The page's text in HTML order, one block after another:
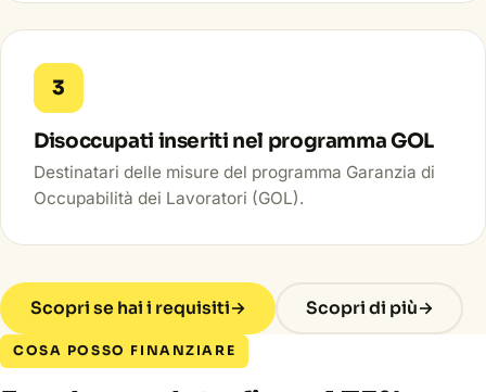
3
Disoccupati inseriti nel programma GOL
Destinatari delle misure del programma Garanzia di
Occupabilità dei Lavoratori (GOL).
Scopri se hai i requisiti→ Scopri di più→
COSA POSSO FINANZIARE